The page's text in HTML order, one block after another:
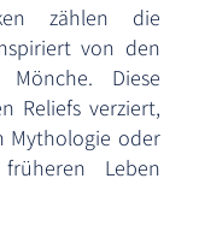
zählen die
von den
Mönche. Diese
Reliefs verziert,
Mythologie oder
Leben